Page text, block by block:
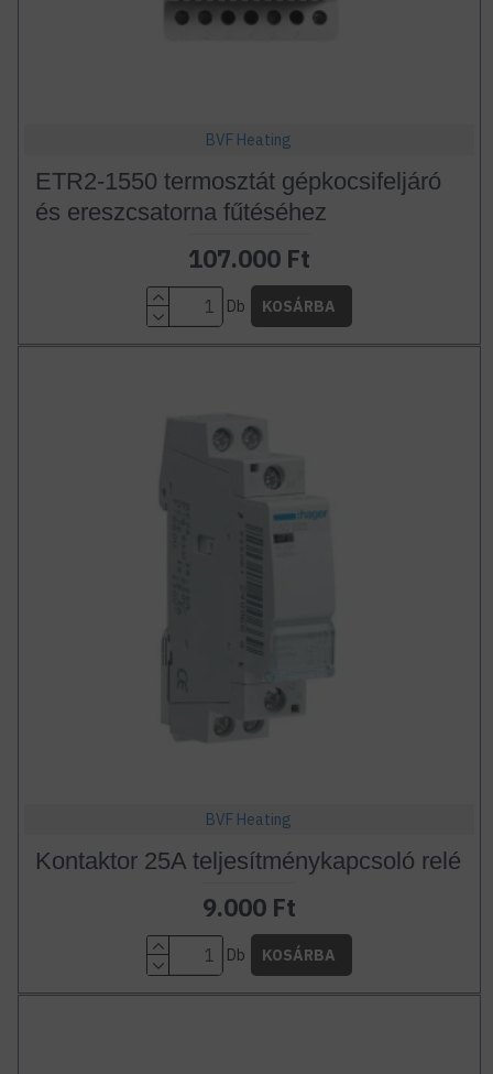
BVF Heating
ETR2-1550 termosztát gépkocsifeljáró
és ereszcsatorna fűtéséhez
107.000 Ft
Db KOSÁRBA
BVF Heating
Kontaktor 25A teljesítménykapcsoló relé
9.000 Ft
Db KOSÁRBA